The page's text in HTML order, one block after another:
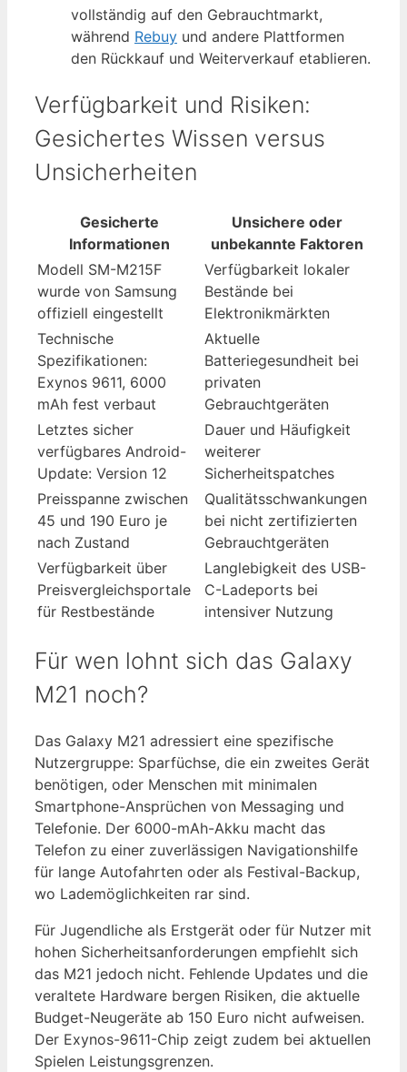
vollständig auf den Gebrauchtmarkt,
während Rebuy und andere Plattformen
den Rückkauf und Weiterverkauf etablieren.
Verfügbarkeit und Risiken:
Gesichertes Wissen versus
Unsicherheiten
Gesicherte
Informationen
Unsichere oder
unbekannte Faktoren
Modell SM-M215F
wurde von Samsung
offiziell eingestellt
Verfügbarkeit lokaler
Bestände bei
Elektronikmärkten
Technische
Spezifikationen:
Exynos 9611, 6000
mAh fest verbaut
Aktuelle
Batteriegesundheit bei
privaten
Gebrauchtgeräten
Letztes sicher
verfügbares Android-
Update: Version 12
Dauer und Häufigkeit
weiterer
Sicherheitspatches
Preisspanne zwischen
45 und 190 Euro je
nach Zustand
Qualitätsschwankungen
bei nicht zertifizierten
Gebrauchtgeräten
Verfügbarkeit über
Preisvergleichsportale
für Restbestände
Langlebigkeit des USB-
C-Ladeports bei
intensiver Nutzung
Für wen lohnt sich das Galaxy
M21 noch?
Das Galaxy M21 adressiert eine spezifische
Nutzergruppe: Sparfüchse, die ein zweites Gerät
benötigen, oder Menschen mit minimalen
Smartphone-Ansprüchen von Messaging und
Telefonie. Der 6000-mAh-Akku macht das
Telefon zu einer zuverlässigen Navigationshilfe
für lange Autofahrten oder als Festival-Backup,
wo Lademöglichkeiten rar sind.
Für Jugendliche als Erstgerät oder für Nutzer mit
hohen Sicherheitsanforderungen empfiehlt sich
das M21 jedoch nicht. Fehlende Updates und die
veraltete Hardware bergen Risiken, die aktuelle
Budget-Neugeräte ab 150 Euro nicht aufweisen.
Der Exynos-9611-Chip zeigt zudem bei aktuellen
Spielen Leistungsgrenzen.